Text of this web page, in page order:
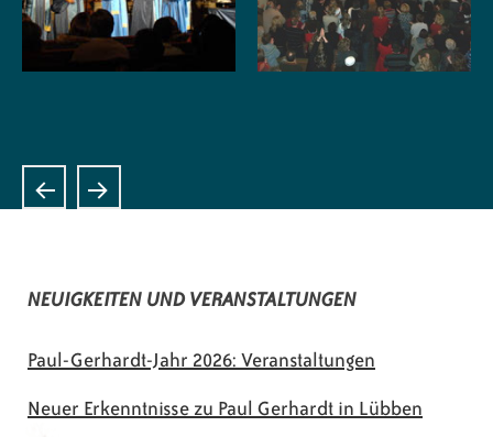
NEUIGKEITEN UND VERANSTALTUNGEN
Paul-Gerhardt-Jahr 2026: Veranstaltungen
Neuer Erkenntnisse zu Paul Gerhardt in Lübben